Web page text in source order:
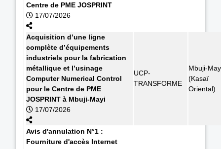
Centre de PME JOSPRINT
17/07/2026
Acquisition d’une ligne
complète d’équipements
industriels pour la fabrication
métallique et l’usinage
Computer Numerical Control
pour le Centre de PME
JOSPRINT à Mbuji-Mayi
17/07/2026
UCP-
TRANSFORME
Mbuji-
(Kasaï
Oriental)
Avis d'annulation N°1 :
Fourniture d'accès Internet